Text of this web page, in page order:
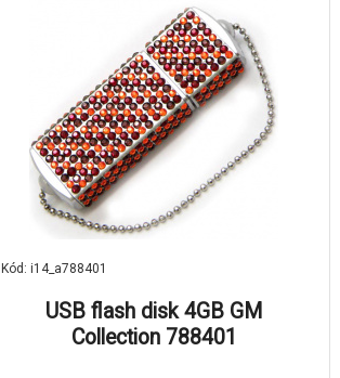
Kód: i14_a788401
USB flash disk 4GB GM
Collection 788401